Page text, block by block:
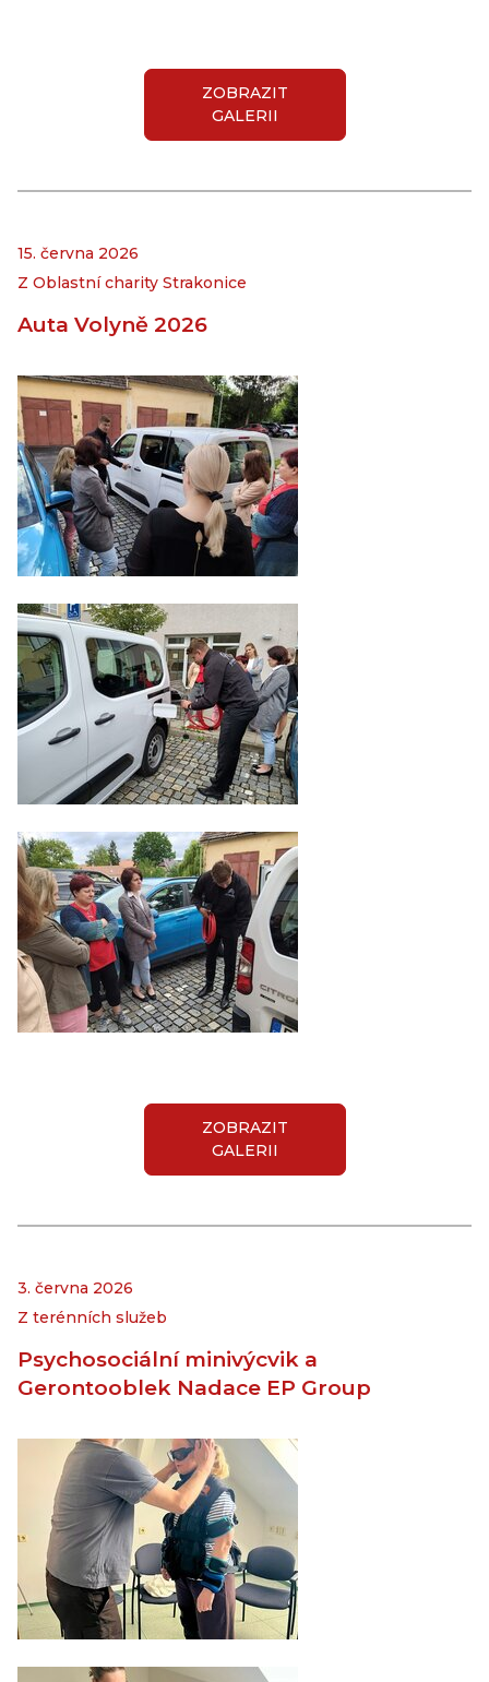
ZOBRAZIT
GALERII
15. června 2026
Z Oblastní charity Strakonice
Auta Volyně 2026
ZOBRAZIT
GALERII
3. června 2026
Z terénních služeb
Psychosociální minivýcvik a
Gerontooblek Nadace EP Group